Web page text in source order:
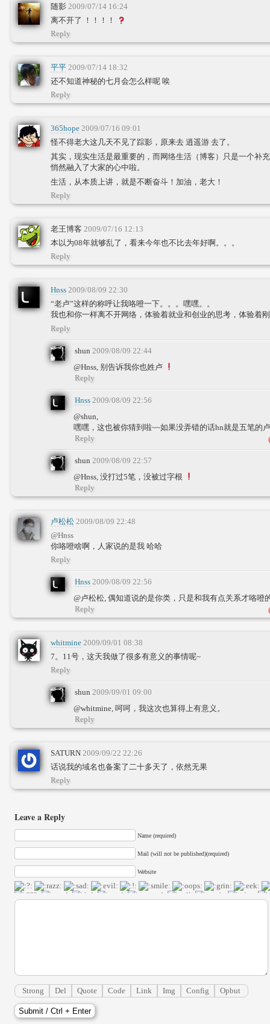
随影 2009/07/14 16:24
离不开了 ！！！！
Reply
平平 2009/07/14 18:32
还不知道神秘的七月会怎么样呢 唉
Reply
365hope 2009/07/16 09:01
怪不得老大这几天不见了踪影，原来去 逍遥游 去了。
其实，现实生活是最重要的，而网络生活（博客）只是一个补
悄然融入了大家的心中啦。
生活，从本质上讲，就是不断奋斗！加油，老大！
Reply
老王博客 2009/07/16 12:13
本以为08年就够乱了，看来今年也不比去年好啊。。。
Reply
Hnss 2009/08/09 22:30
“老卢”这样的称呼让我咯噔一下。。。嘿嘿。。
我也和你一样离不开网络，体验着就业和创业的思考，体验着
Reply
shun 2009/08/09 22:44
@Hnss, 别告诉我你也姓卢
Reply
Hnss 2009/08/09 22:56
@shun,
嘿嘿，这也被你猜到啦~~如果没弄错的话hn就是五笔的
Reply
shun 2009/08/09 22:57
@Hnss, 没打过5笔，没被过字根
Reply
卢松松 2009/08/09 22:48
@Hnss
你咯噔啥啊，人家说的是我 哈哈
Reply
Hnss 2009/08/09 22:56
@卢松松, 偶知道说的是你类，只是和我有点关系才咯噔
Reply
whitmine 2009/09/01 08:38
7。11号，这天我做了很多有意义的事情呢~
Reply
shun 2009/09/01 09:00
@whitmine, 呵呵，我这次也算得上有意义。
Reply
SATURN 2009/09/22 22:26
话说我的域名也备案了二十多天了，依然无果
Reply
Leave a Reply
Name (required)
Mail (will not be published)(required)
Website
Strong Del Quote Code Link Img Config Opbut